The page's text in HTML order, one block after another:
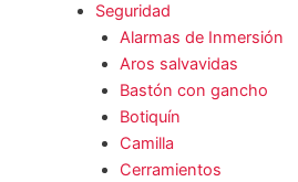
Seguridad
Alarmas de Inmersión
Aros salvavidas
Bastón con gancho
Botiquín
Camilla
Cerramientos